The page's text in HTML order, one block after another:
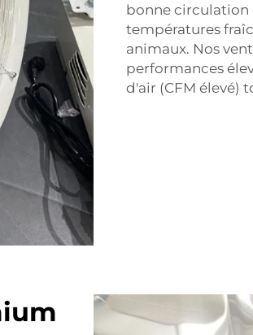
bonne circulation
températures
animaux. Nos
performances
d'air (CFM élevé)